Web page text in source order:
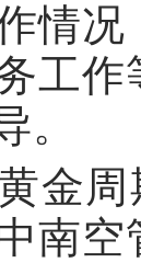
情
工
。
周期
南